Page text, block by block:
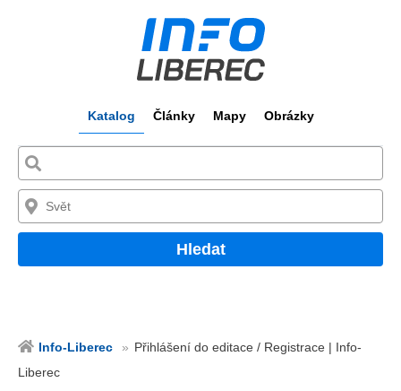
Katalog Články Mapy Obrázky
Hledat
Info-Liberec
Přihlášení do editace / Registrace | Info-
Liberec